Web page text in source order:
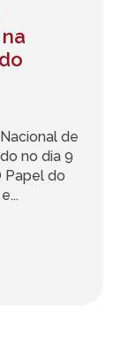
de
no dia 9
Papel do